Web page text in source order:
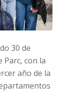
30 de
Parc, con la
año de la